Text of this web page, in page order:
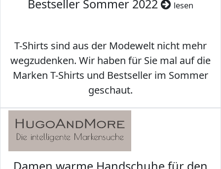
Bestseller Sommer 2022
lesen
T-Shirts sind aus der Modewelt nicht mehr
wegzudenken. Wir haben für Sie mal auf die
Marken T-Shirts und Bestseller im Sommer
geschaut.